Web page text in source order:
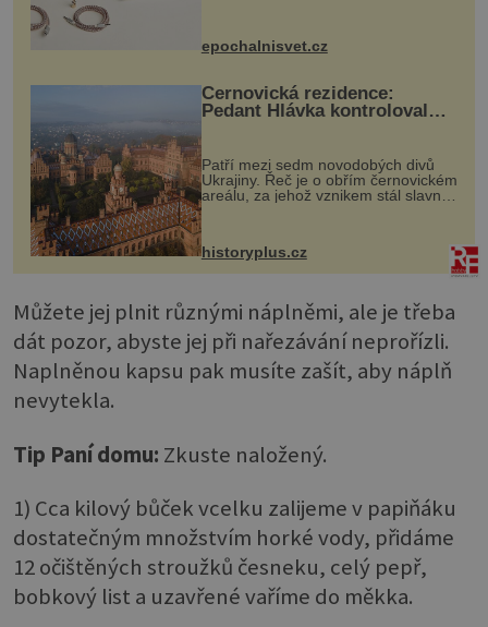
kovový...
epochalnisvet.cz
Černovická rezidence:
Pedant Hlávka kontroloval
Patří mezi sedm novodobých divů
Ukrajiny. Řeč je o obřím černovickém
areálu, za jehož vznikem stál slavný
český architekt Josef Hlávka. Ten si
na něm dal mimořádně záležet. Jeho
historyplus.cz
Můžete jej plnit různými náplněmi, ale je třeba
dát pozor, abyste jej při nařezávání neprořízli.
Naplněnou kapsu pak musíte zašít, aby náplň
nevytekla.
Tip Paní domu: Zkuste naložený.
1) Cca kilový bůček vcelku zalijeme v papiňáku
dostatečným množstvím horké vody, přidáme
12 očištěných stroužků česneku, celý pepř,
bobkový list a uzavřené vaříme do měkka.